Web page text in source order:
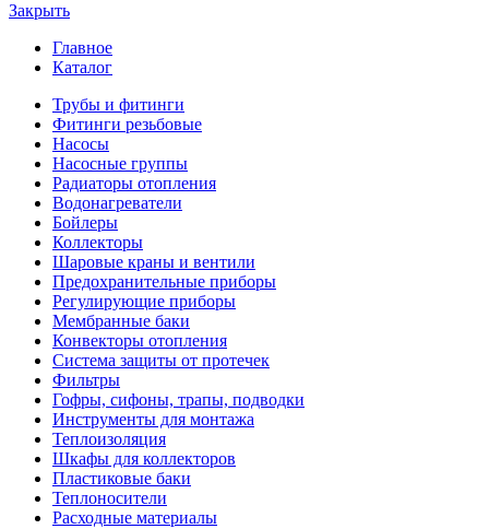
Закрыть
Главное
Каталог
Трубы и фитинги
Фитинги резьбовые
Насосы
Насосные группы
Радиаторы отопления
Водонагреватели
Бойлеры
Коллекторы
Шаровые краны и вентили
Предохранительные приборы
Регулирующие приборы
Мембранные баки
Конвекторы отопления
Система защиты от протечек
Фильтры
Гофры, сифоны, трапы, подводки
Инструменты для монтажа
Теплоизоляция
Шкафы для коллекторов
Пластиковые баки
Теплоносители
Расходные материалы